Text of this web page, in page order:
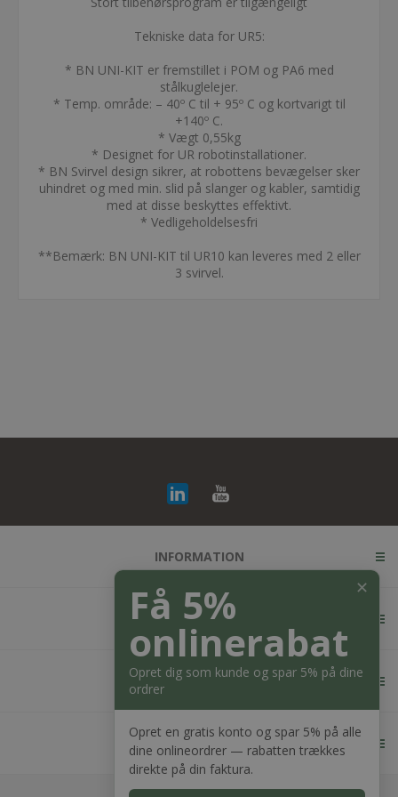
Tekniske data for UR5:
* BN UNI-KIT er fremstillet i POM og PA6 med
stålkuglelejer.
* Temp. område: – 40º C til + 95º C og kortvarigt til
+140º C.
* Vægt 0,55kg
* Designet for UR robotinstallationer.
* BN Svirvel design sikrer, at robottens bevægelser sker
uhindret og med min. slid på slanger og kabler, samtidig
med at disse beskyttes effektivt.
* Vedligeholdelsesfri
**Bemærk: BN UNI-KIT til UR10 kan leveres med 2 eller
3 svirvel.
INFORMATION
KUNDESERVICE
MIN KONTO
KONTAKT OS
✕
Få 5%
onlinerabat
Opret dig som kunde og spar 5% på dine
ordrer
Opret en gratis konto og spar 5% på alle
dine onlineordrer — rabatten trækkes
direkte på din faktura.